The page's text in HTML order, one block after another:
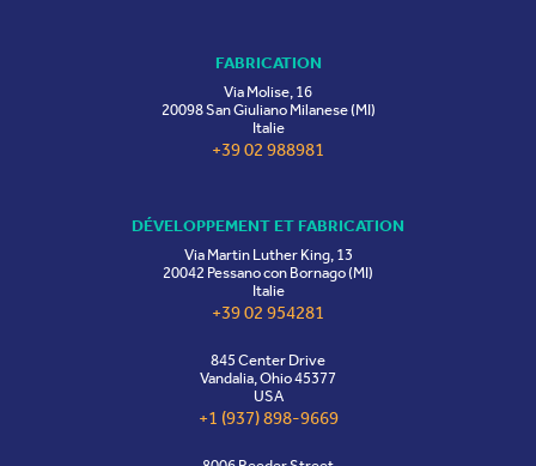
FABRICATION
Via Molise, 16
20098 San Giuliano Milanese (MI)
Italie
+39 02 988981
DÉVELOPPEMENT ET FABRICATION
Via Martin Luther King, 13
20042 Pessano con Bornago (MI)
Italie
+39 02 954281
845 Center Drive
Vandalia, Ohio 45377
USA
+1 (937) 898-9669